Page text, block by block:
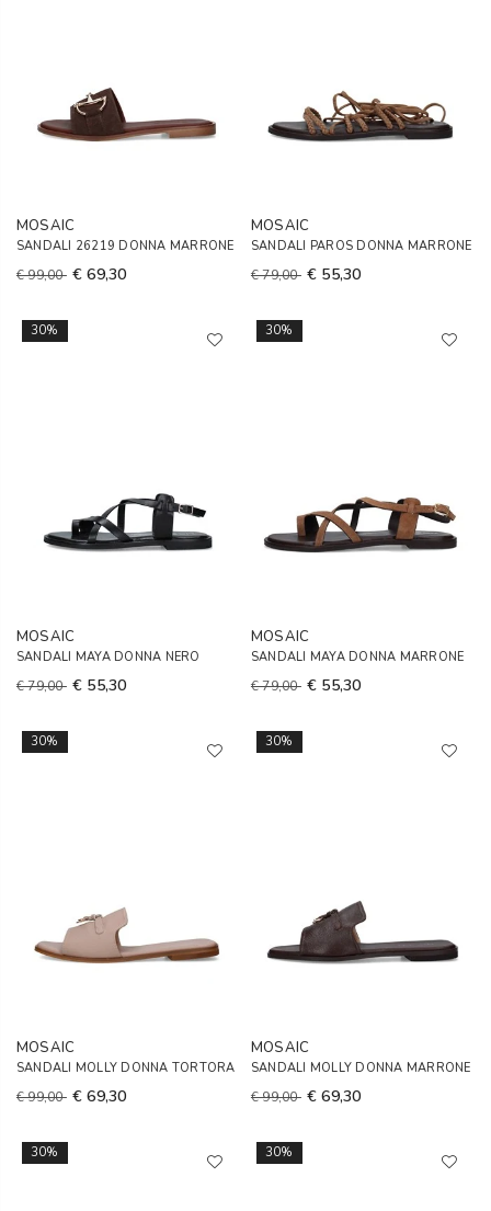
MOSAIC
SANDALI 26219 DONNA MARRONE
€ 99,00 € 69,30
MOSAIC
SANDALI PAROS DONNA MARRONE
€ 79,00 € 55,30
30%
MOSAIC
SANDALI MAYA DONNA NERO
€ 79,00 € 55,30
30%
MOSAIC
SANDALI MAYA DONNA MARRONE
€ 79,00 € 55,30
30%
MOSAIC
SANDALI MOLLY DONNA TORTORA
€ 99,00 € 69,30
30%
MOSAIC
SANDALI MOLLY DONNA MARRONE
€ 99,00 € 69,30
30% 30%